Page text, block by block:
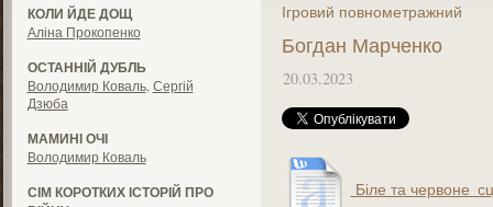
КОЛИ ЙДЕ ДОЩ
Аліна Прокопенко
ОСТАННІЙ ДУБЛЬ
Володимир Коваль, Сергій
Дзюба
МАМИНІ ОЧІ
Володимир Коваль
СІМ КОРОТКИХ ІСТОРІЙ ПРО
Ігровий повнометражний
Богдан Марченко
20.03.2023
Біле та